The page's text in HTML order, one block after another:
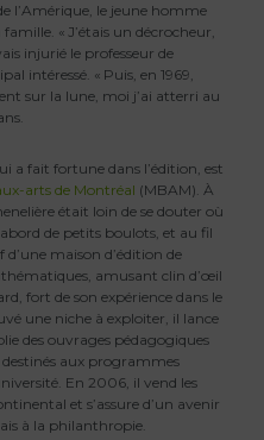
l’Amérique, le jeune homme
famille. « J’étais un décrocheur,
injurié le professeur de
intéressé. « Puis, en 1969,
sur la lune, moi j’ai atterri au
a fait fortune dans l’édition, est
arts de Montréal (MBAM). À
était loin de se douter où
de petits boulots, et au fil
maison d’édition de
amusant clin d’œil
fort de son expérience dans le
une niche à exploiter, il lance
des ouvrages pédagogiques
aux programmes
En 2006, il vend les
et s’assure d’un avenir
à la philanthropie.